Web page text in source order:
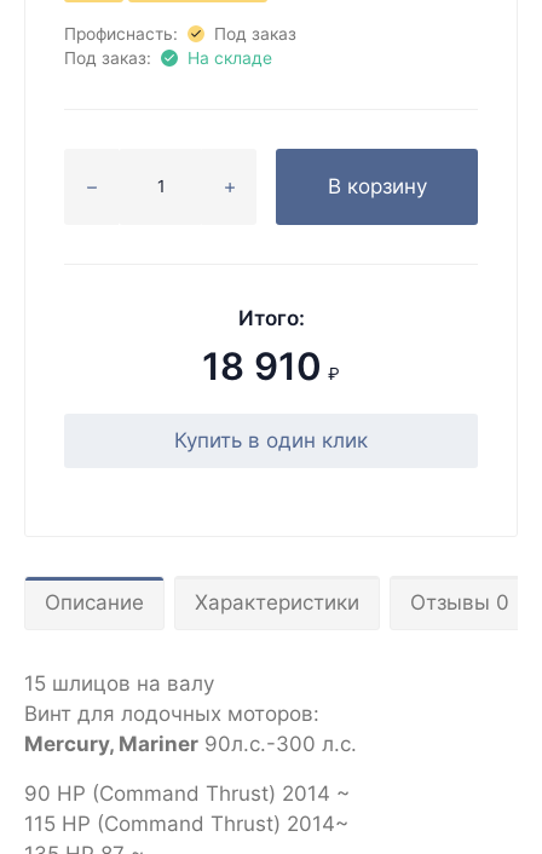
Профиснасть:
Под заказ
Под заказ:
На складе
В корзину
Итого:
18 910 ₽
Купить в один клик
Описание Характеристики Отзывы 0
15 шлицов на валу
Винт для лодочных моторов:
Mercury, Mariner 90л.с.-300 л.с.
90 HP (Command Thrust) 2014 ~
115 HP (Command Thrust) 2014~